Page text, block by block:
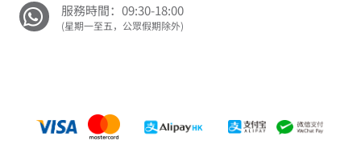
服務時間：09:30-18:00
(星期一至五，公眾假期除外)